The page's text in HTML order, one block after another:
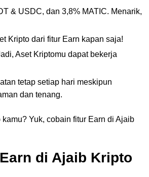
& USDC, dan 3,8% MATIC. Menarik,
Kripto dari fitur Earn kapan saja!
Aset Kriptomu dapat bekerja
tetap setiap hari meskipun
dan tenang.
kamu? Yuk, cobain fitur Earn di Ajaib
di Ajaib Kripto